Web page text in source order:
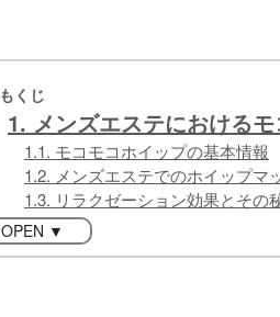
もくじ
1. メンズエステにおける
1.1. モコモコホイップの基本情報
1.2. メンズエステでのホイップマ
1.3. リラクゼーション効果とその
OPEN ▼